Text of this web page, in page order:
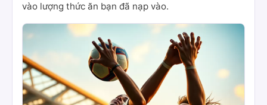
vào lượng thức ăn bạn đã nạp vào.